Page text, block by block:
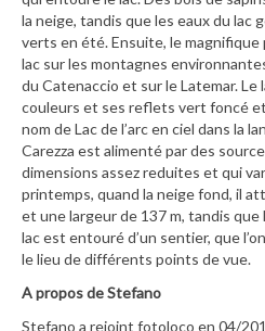
la neige, tandis que les eaux du
verts en été. Ensuite, le magnifique
lac sur les montagnes
du Catenaccio et sur le Latemar. Le
couleurs et ses reflets vert foncé
nom de Lac de l’arc en ciel dans la
Carezza est alimenté par des
dimensions assez reduites et qui
printemps, quand la neige fond, il
et une largeur de 137 m, tandis
lac est entouré d’un sentier, que
le lieu de différents points de vue.
A propos de Stefano
Stefano a rejoint fotoloco en 04/